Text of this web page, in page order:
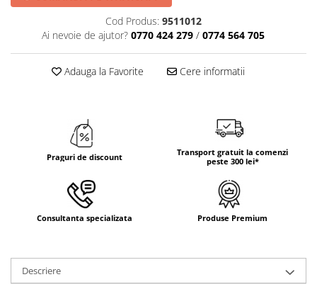
TEMATICA CULINARA
DECOR MOS NICOLAE
Cod Produs: 9511012
Ai nevoie de ajutor? 0770 424 279 / 0774 564 705
Adauga la Favorite Cere informatii
Praguri de discount
Transport gratuit la comenzi
peste 300 lei*
Consultanta specializata Produse Premium
Descriere